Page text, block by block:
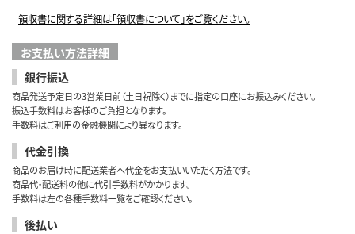
領収書に関する詳細は「領収書について」をご覧ください。
お支払い方法詳細
銀行振込
商品発送予定日の3営業日前（土日祝除く）までに指定の口座にお振込みください。
振込手数料はお客様のご負担となります。
手数料はご利用の金融機関により異なります。
代金引換
商品のお届け時に配送業者へ代金をお支払いいただく方法です。
商品代・配送料の他に代引手数料がかかります。
手数料は左の各種手数料一覧をご確認ください。
後払い